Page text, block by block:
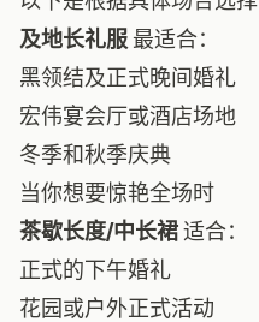
及地长礼服最适合：
黑领结及正式晚间婚礼
宏伟宴会厅或酒店场地
冬季和秋季庆典
当你想要惊艳全场时
茶歇长度/中长裙适合：
正式的下午婚礼
花园或户外正式活动